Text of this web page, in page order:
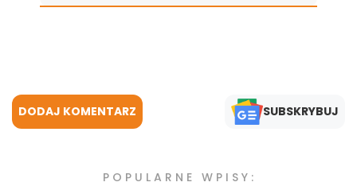
DODAJ KOMENTARZ SUBSKRYBUJ
POPULARNE WPISY: